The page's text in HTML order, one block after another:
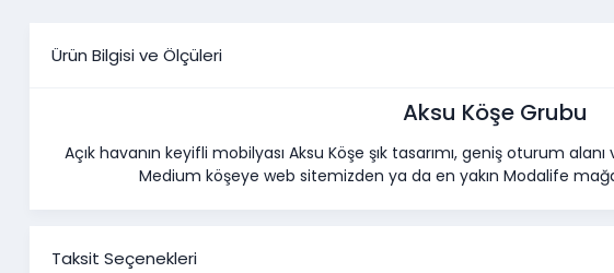
Ürün Bilgisi ve Ölçüleri
Aksu Köşe Grubu
Açık havanın keyifli mobilyası Aksu Köşe şık tasarımı, geniş oturum
Medium köşeye web sitemizden ya da en yakın Modalife
Taksit Seçenekleri